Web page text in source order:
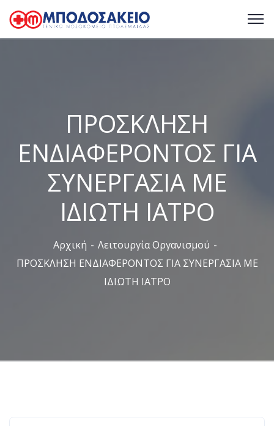
ΠΡΟΣΚΛΗΣΗ
ΕΝΔΙΑΦΕΡΟΝΤΟΣ ΓΙΑ
ΣΥΝΕΡΓΑΣΙΑ ΜΕ
ΙΔΙΩΤΗ ΙΑΤΡΟ
Αρχική
Λειτουργία Οργανισμού
ΠΡΟΣΚΛΗΣΗ ΕΝΔΙΑΦΕΡΟΝΤΟΣ ΓΙΑ ΣΥΝΕΡΓΑΣΙΑ ΜΕ
ΙΔΙΩΤΗ ΙΑΤΡΟ